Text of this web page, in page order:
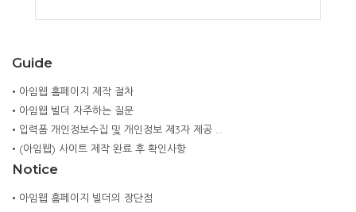
Guide
• 아임웹 홈페이지 제작 절차
• 아임웹 빌더 자주하는 질문
• 입력폼 개인정보수집 및 개인정보 제3자 제공 …
• (아임웹) 사이트 제작 완료 후 확인사항
Notice
• 아임웹 홈페이지 빌더의 장단점